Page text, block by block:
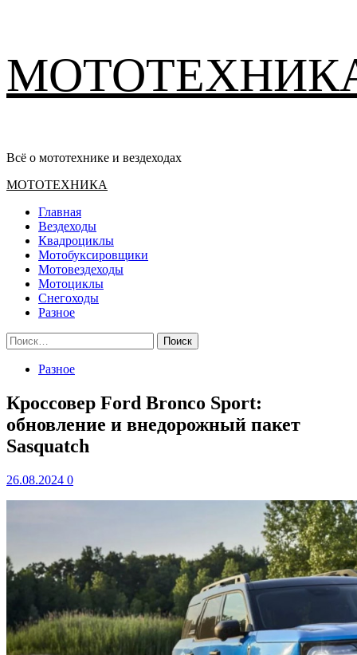
содержимому
Всё о мототехнике и вездеходах
Основное
МОТОТЕХНИКА
Главная
Вездеходы
Квадроциклы
Мотобуксировщики
Мотовездеходы
Мотоциклы
Снегоходы
Разное
Найти:
Разное
Кроссовер Ford Bronco Sport:
обновление и внедорожный пакет
Sasquatch
26.08.2024 0